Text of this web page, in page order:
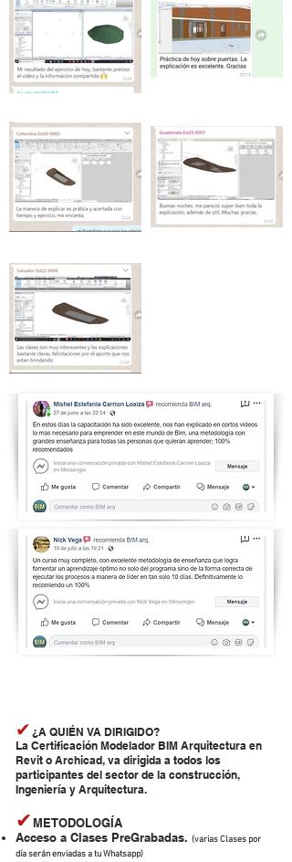
✔¿A QUIÉN VA DIRIGIDO?
La Certificación Modelador BIM Arquitectura en
Revit o Archicad, va dirigida a todos los
participantes del sector de la construcción,
Ingeniería y Arquitectura.
✔METODOLOGÍA
Acceso a Clases PreGrabadas. (varias Clases por
día serán enviadas a tu Whatsapp)